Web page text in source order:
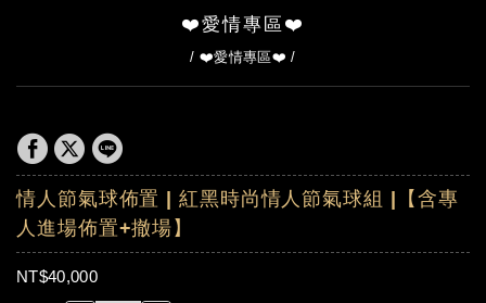
❤️愛情專區❤️
❤️愛情專區❤️
情人節氣球佈置 | 紅黑時尚情人節氣球組 |【含專
人進場佈置+撤場】
NT$40,000